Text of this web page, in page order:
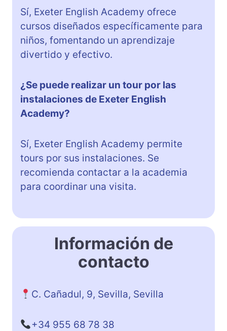
Sí, Exeter English Academy ofrece
cursos diseñados específicamente para
niños, fomentando un aprendizaje
divertido y efectivo.
¿Se puede realizar un tour por las
instalaciones de Exeter English
Academy?
Sí, Exeter English Academy permite
tours por sus instalaciones. Se
recomienda contactar a la academia
para coordinar una visita.
Información de
contacto
C. Cañadul, 9, Sevilla, Sevilla
+34 955 68 78 38